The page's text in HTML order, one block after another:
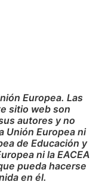
Europea. Las
sitio web son
autores y no
Unión Europea ni
de Educación y
ni la EACEA
pueda hacerse
en él.